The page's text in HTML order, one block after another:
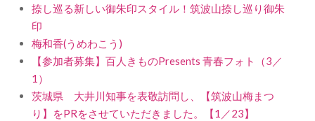
捺し巡る新しい御朱印スタイル！筑波山捺し巡り御朱
印
梅和香(うめわこう)
【参加者募集】百人きものPresents 青春フォト（3／
1）
茨城県 大井川知事を表敬訪問し、【筑波山梅まつ
り】をPRをさせていただきました。【1／23】